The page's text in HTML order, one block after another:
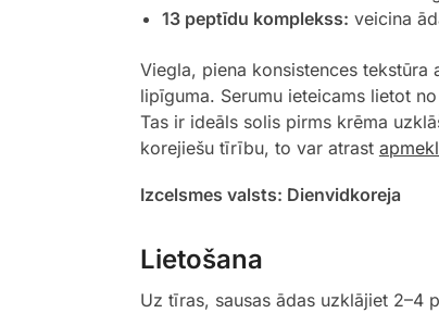
13 peptīdu komplekss: veicina
Viegla, piena konsistences
lipīguma. Serumu ieteicams lietot
Tas ir ideāls solis pirms krēma
korejiešu tīrību, to var atrast
Izcelsmes valsts: Dienvidkoreja
Lietošana
Uz tīras, sausas ādas uzklājiet 2–4